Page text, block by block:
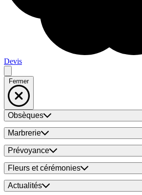
Devis
Fermer
Obsèques
Marbrerie
Prévoyance
Fleurs et cérémonies
Actualités